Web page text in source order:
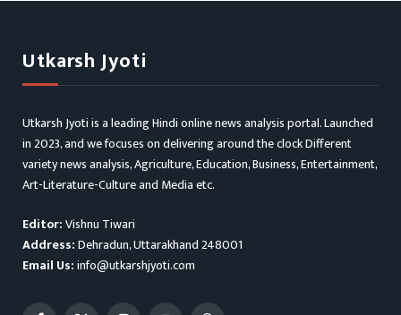
Utkarsh Jyoti
Utkarsh Jyoti is a leading Hindi online news analysis portal. Launched
in 2023, and we focuses on delivering around the clock Different
variety news analysis, Agriculture, Education, Business, Entertainment,
Art-Literature-Culture and Media etc.
Editor:Vishnu Tiwari
Address:Dehradun, Uttarakhand 248001
Email Us:info@utkarshjyoti.com